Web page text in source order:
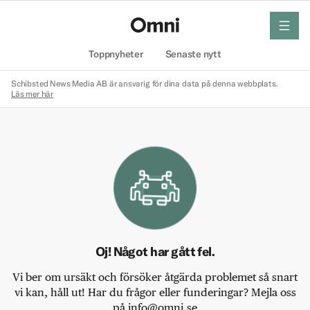
Toppnyheter Senaste nytt
meny
Schibsted News Media AB är ansvarig för dina data på denna webbplats.
Läs mer här
Oj! Något har gått fel.
Vi ber om ursäkt och försöker åtgärda problemet så snart
vi kan, håll ut! Har du frågor eller funderingar? Mejla oss